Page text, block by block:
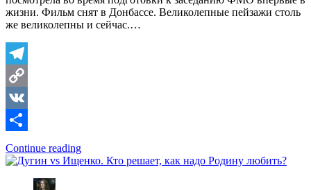
жизни. Фильм снят в Донбассе. Великолепные пейзажи столь
же великолепны и сейчас.…
Telegram
Copy
Link
VK
Отправить
Continue reading